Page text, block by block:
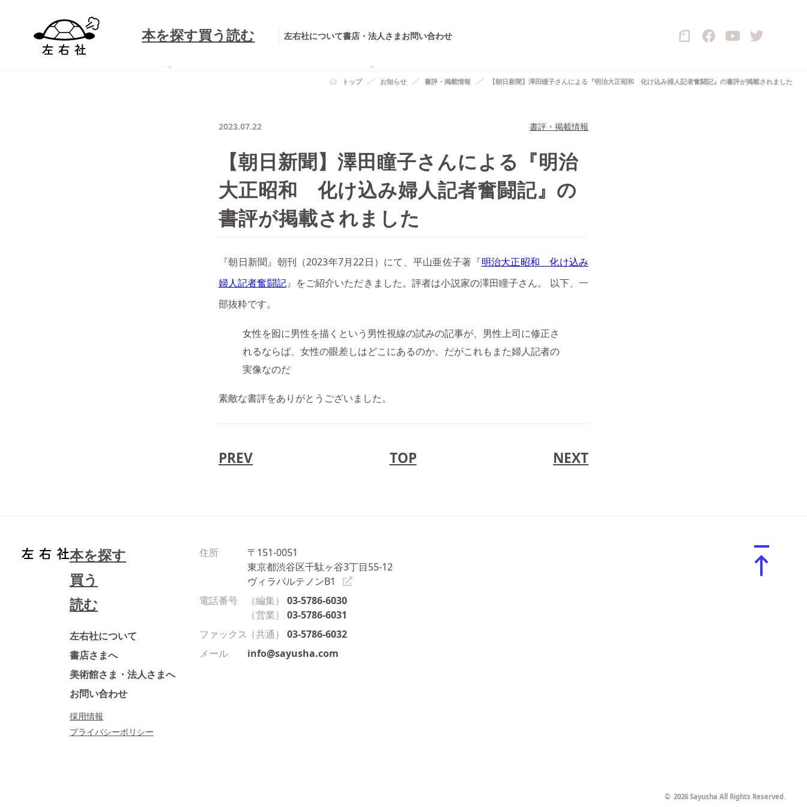
本を探す買う読む 左右社について書店・法人さまお問い合わせ
トップ お知らせ 書評・掲載情報 【朝日新聞】澤田瞳子さんによる『明治大正昭和 化け込み婦人記者奮闘記』の書評が掲載されました
2023.07.22 書評・掲載情報
【朝日新聞】澤田瞳子さんによる『明治
大正昭和 化け込み婦人記者奮闘記』の
書評が掲載されました
『朝日新聞』朝刊（2023年7月22日）にて、平山亜佐子著『明治大正昭和 化け込み
婦人記者奮闘記』をご紹介いただきました。評者は小説家の澤田瞳子さん。 以下、一
部抜粋です。
女性を囮に男性を描くという男性視線の試みの記事が、男性上司に修正さ
れるならば、女性の眼差しはどこにあるのか。だがこれもまた婦人記者の
実像なのだ
素敵な書評をありがとうございました。
PREV TOP NEXT
本を探す
買う
読む
左右社について
書店さまへ
美術館さま・法人さまへ
お問い合わせ
採用情報
プライバシーポリシー
住所
〒151-0051
東京都渋谷区千駄ヶ谷3丁目55-12
ヴィラパルテノンB1
電話番号
（編集）
03-5786-6030
（営業）
03-5786-6031
ファックス （共通）
03-5786-6032
メール
info@sayusha.com
© 2026 Sayusha All Rights Reserved.